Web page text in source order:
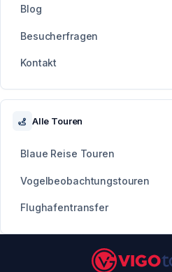
Blog
Besucherfragen
Kontakt
Alle Touren
Blaue Reise Touren
Vogelbeobachtungstouren
Flughafentransfer